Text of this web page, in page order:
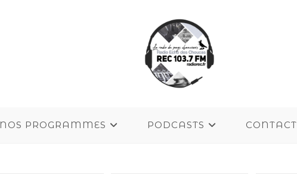
NOS PROGRAMMES PODCASTS CONTACT